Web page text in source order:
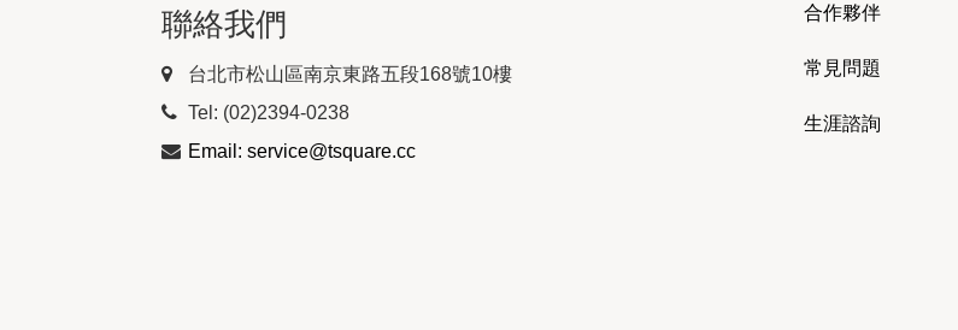
聯絡我們
台北市松山區南京東路五段168號10樓
Tel: (02)2394-0238
Email: service@tsquare.cc
合作夥伴
常見問題
生涯諮詢